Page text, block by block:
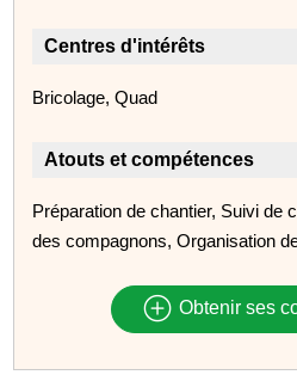
Centres d'intérêts
Bricolage, Quad
Atouts et compétences
Préparation de chantier, Suivi de
des compagnons, Organisation
Obtenir ses